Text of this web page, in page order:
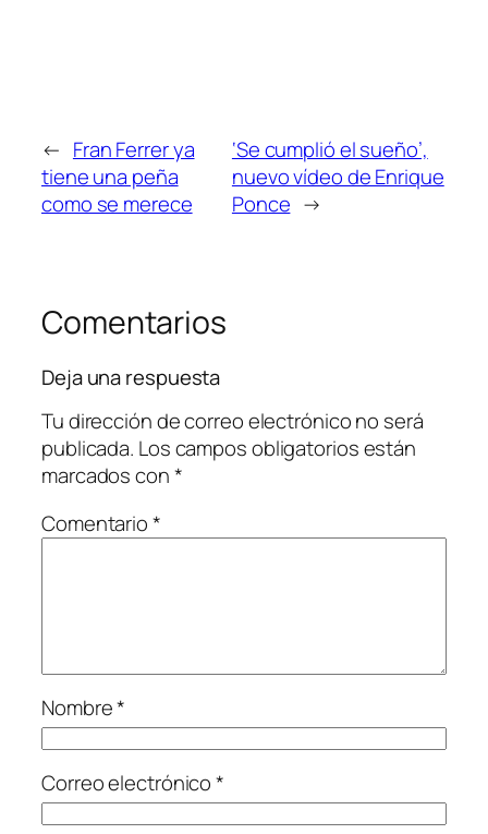
← Fran Ferrer ya
tiene una peña
como se merece
‘Se cumplió el sueño’,
nuevo vídeo de Enrique
Ponce →
Comentarios
Deja una respuesta
Tu dirección de correo electrónico no será
publicada. Los campos obligatorios están
marcados con*
Comentario*
Nombre*
Correo electrónico*